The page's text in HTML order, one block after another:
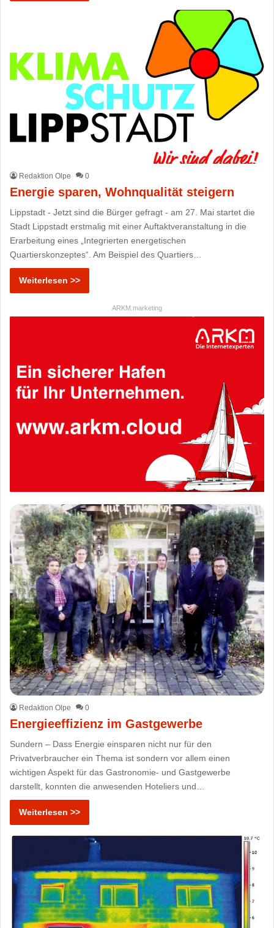
Redaktion Olpe 0
Energie sparen, Wohnqualität steigern
Lippstadt - Jetzt sind die Bürger gefragt - am 27. Mai startet die
Stadt Lippstadt erstmalig mit einer Auftaktveranstaltung in die
Erarbeitung eines „Integrierten energetischen
Quartierskonzeptes“. Am Beispiel des Quartiers…
Weiterlesen >>
ARKM.marketing
Redaktion Olpe 0
Energieeffizienz im Gastgewerbe
Sundern – Dass Energie einsparen nicht nur für den
Privatverbraucher ein Thema ist sondern vor allem einen
wichtigen Aspekt für das Gastronomie- und Gastgewerbe
darstellt, konnten die anwesenden Hoteliers und…
Weiterlesen >>